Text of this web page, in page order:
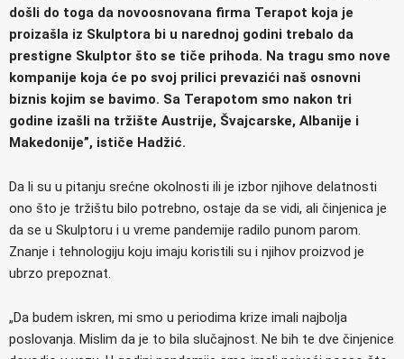
došli do toga da novoosnovana firma Terapot koja je
proizašla iz Skulptora bi u narednoj godini trebalo da
prestigne Skulptor što se tiče prihoda. Na tragu smo nove
kompanije koja će po svoj prilici prevazići naš osnovni
biznis kojim se bavimo. Sa Terapotom smo nakon tri
godine izašli na tržište Austrije, Švajcarske, Albanije i
Makedonije”, ističe Hadžić.
Da li su u pitanju srećne okolnosti ili je izbor njihove delatnosti
ono što je tržištu bilo potrebno, ostaje da se vidi, ali činjenica je
da se u Skulptoru i u vreme pandemije radilo punom parom.
Znanje i tehnologiju koju imaju koristili su i njihov proizvod je
ubrzo prepoznat.
„Da budem iskren, mi smo u periodima krize imali najbolja
poslovanja. Mislim da je to bila slučajnost. Ne bih te dve činjenice